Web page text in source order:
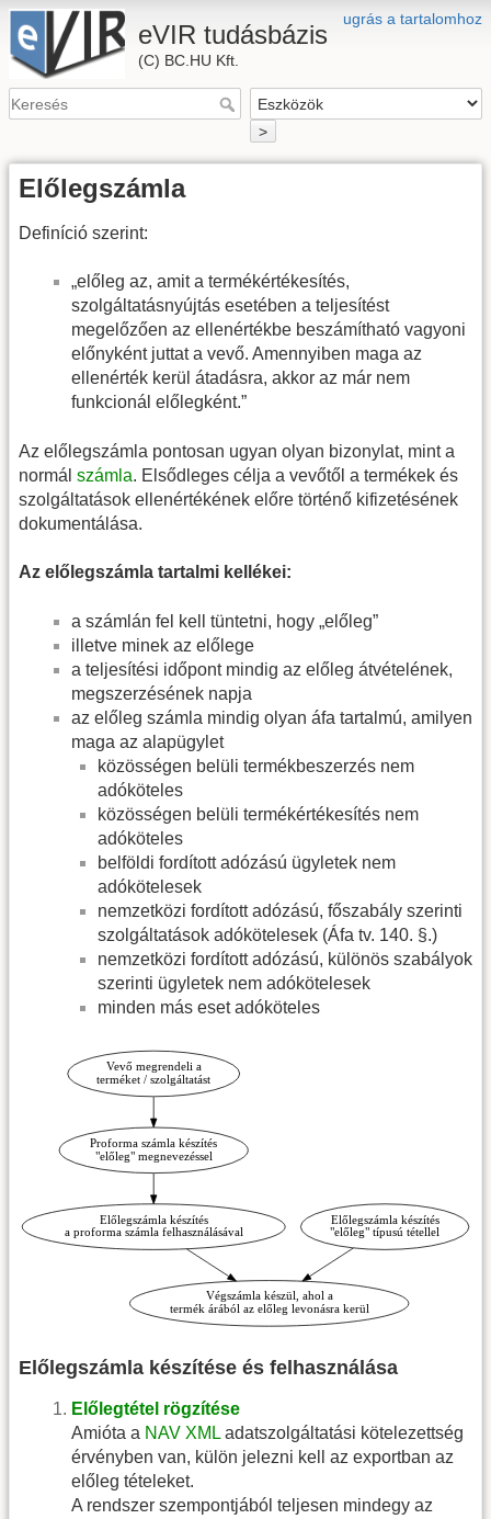
ugrás a tartalomhoz
eVIR tudásbázis
(C) BC.HU Kft.
>
Előlegszámla
Definíció szerint:
„előleg az, amit a termékértékesítés,
szolgáltatásnyújtás esetében a teljesítést
megelőzően az ellenértékbe beszámítható vagyoni
előnyként juttat a vevő. Amennyiben maga az
ellenérték kerül átadásra, akkor az már nem
funkcionál előlegként.”
Az előlegszámla pontosan ugyan olyan bizonylat, mint a
normál számla. Elsődleges célja a vevőtől a termékek és
szolgáltatások ellenértékének előre történő kifizetésének
dokumentálása.
Az előlegszámla tartalmi kellékei:
a számlán fel kell tüntetni, hogy „előleg”
illetve minek az előlege
a teljesítési időpont mindig az előleg átvételének,
megszerzésének napja
az előleg számla mindig olyan áfa tartalmú, amilyen
maga az alapügylet
közösségen belüli termékbeszerzés nem
adóköteles
közösségen belüli termékértékesítés nem
adóköteles
belföldi fordított adózású ügyletek nem
adókötelesek
nemzetközi fordított adózású, főszabály szerinti
szolgáltatások adókötelesek (Áfa tv. 140. §.)
nemzetközi fordított adózású, különös szabályok
szerinti ügyletek nem adókötelesek
minden más eset adóköteles
Előlegszámla készítése és felhasználása
Előlegtétel rögzítése
Amióta a NAV XML adatszolgáltatási kötelezettség
érvényben van, külön jelezni kell az exportban az
előleg tételeket.
A rendszer szempontjából teljesen mindegy az